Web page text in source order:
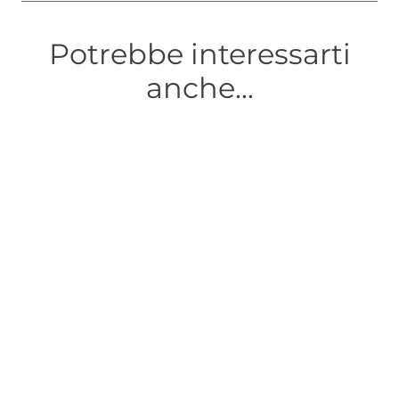
Potrebbe interessarti
anche...